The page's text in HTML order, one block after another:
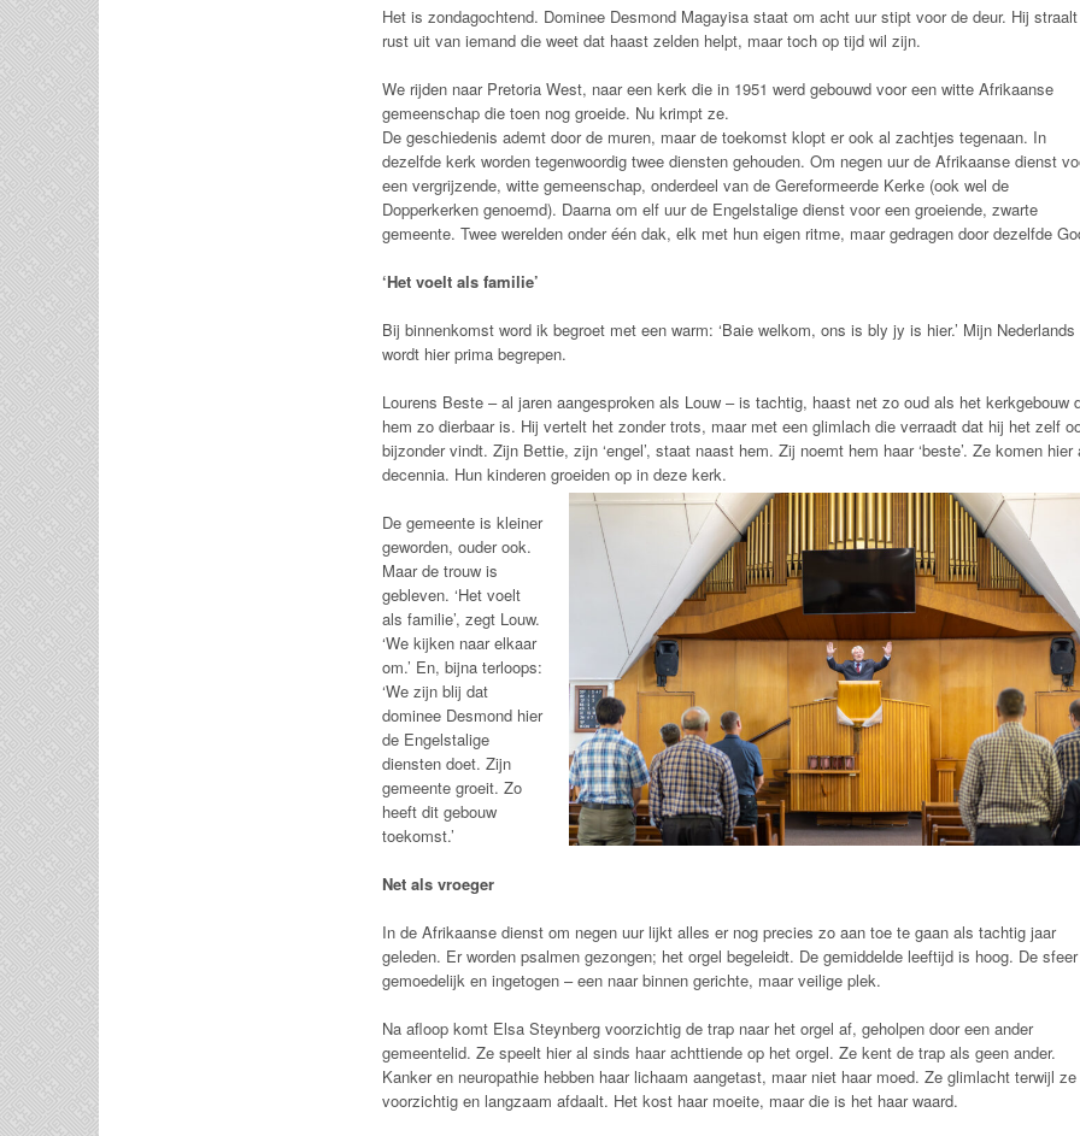
Het is zondagochtend. Dominee Desmond Magayisa staat om acht uur stipt voor de deur. Hij
rust uit van iemand die weet dat haast zelden helpt, maar toch op tijd wil zijn.
We rijden naar Pretoria West, naar een kerk die in 1951 werd gebouwd voor een witte Afrikaanse
gemeenschap die toen nog groeide. Nu krimpt ze.
De geschiedenis ademt door de muren, maar de toekomst klopt er ook al zachtjes tegenaan. In
dezelfde kerk worden tegenwoordig twee diensten gehouden. Om negen uur de Afrikaanse dienst
een vergrijzende, witte gemeenschap, onderdeel van de Gereformeerde Kerke (ook wel de
Dopperkerken genoemd). Daarna om elf uur de Engelstalige dienst voor een groeiende, zwarte
gemeente. Twee werelden onder één dak, elk met hun eigen ritme, maar gedragen door dezelfde
‘Het voelt als familie’
Bij binnenkomst word ik begroet met een warm: ‘Baie welkom, ons is bly jy is hier.’ Mijn Nederlands
wordt hier prima begrepen.
Lourens Beste – al jaren aangesproken als Louw – is tachtig, haast net zo oud als het kerkgebouw
hem zo dierbaar is. Hij vertelt het zonder trots, maar met een glimlach die verraadt dat hij het zelf
bijzonder vindt. Zijn Bettie, zijn ‘engel’, staat naast hem. Zij noemt hem haar ‘beste’. Ze komen hier
decennia. Hun kinderen groeiden op in deze kerk.
De gemeente is kleiner
geworden, ouder ook.
Maar de trouw is
gebleven. ‘Het voelt
als familie’, zegt Louw.
‘We kijken naar elkaar
om.’ En, bijna terloops:
‘We zijn blij dat
dominee Desmond hier
de Engelstalige
diensten doet. Zijn
gemeente groeit. Zo
heeft dit gebouw
toekomst.’
Net als vroeger
In de Afrikaanse dienst om negen uur lijkt alles er nog precies zo aan toe te gaan als tachtig jaar
geleden. Er worden psalmen gezongen; het orgel begeleidt. De gemiddelde leeftijd is hoog. De
gemoedelijk en ingetogen – een naar binnen gerichte, maar veilige plek.
Na afloop komt Elsa Steynberg voorzichtig de trap naar het orgel af, geholpen door een ander
gemeentelid. Ze speelt hier al sinds haar achttiende op het orgel. Ze kent de trap als geen ander.
Kanker en neuropathie hebben haar lichaam aangetast, maar niet haar moed. Ze glimlacht terwijl ze
voorzichtig en langzaam afdaalt. Het kost haar moeite, maar die is het haar waard.